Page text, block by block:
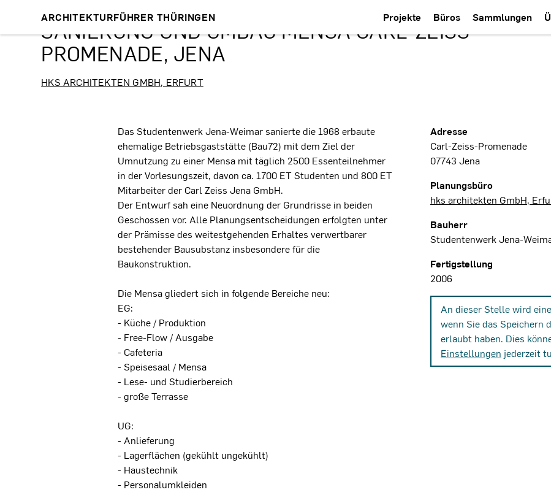
ARCHITEKTURFÜHRER THÜRINGEN Projekte Büros Sammlungen
SANIERUNG UND UMBAU MENSA CARL-ZEISS-
PROMENADE, JENA
HKS ARCHITEKTEN GMBH, ERFURT
Projektbeschreibung
Das Studentenwerk Jena-Weimar sanierte die 1968 erbaute
ehemalige Betriebsgaststätte (Bau72) mit dem Ziel der
Umnutzung zu einer Mensa mit täglich 2500 Essenteilnehmer
in der Vorlesungszeit, davon ca. 1700 ET Studenten und 800 ET
Mitarbeiter der Carl Zeiss Jena GmbH.
Der Entwurf sah eine Neuordnung der Grundrisse in beiden
Geschossen vor. Alle Planungsentscheidungen erfolgten unter
der Prämisse des weitestgehenden Erhaltes verwertbarer
bestehender Bausubstanz insbesondere für die
Baukonstruktion.
Die Mensa gliedert sich in folgende Bereiche neu:
EG:
- Küche / Produktion
- Free-Flow / Ausgabe
- Cafeteria
- Speisesaal / Mensa
- Lese- und Studierbereich
- große Terrasse
UG:
- Anlieferung
- Lagerflächen (gekühlt ungekühlt)
- Haustechnik
- Personalumkleiden
Projektdaten
Adresse
Carl-Zeiss-Promenade
07743 Jena
Planungsbüro
hks architekten GmbH,
Bauherr
Studentenwerk Jena-
Fertigstellung
2006
An dieser Stelle wird
wenn Sie das Speichern
erlaubt haben. Dies
Einstellungen jederzeit